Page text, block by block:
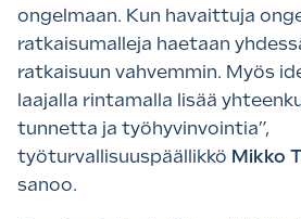
ongelmaan. Kun havaittuja
ratkaisumalleja haetaan
ratkaisuun vahvemmin. Myös
laajalla rintamalla lisää
tunnetta ja työhyvinvointia”,
työturvallisuuspäällikkö Mikko
sanoo.